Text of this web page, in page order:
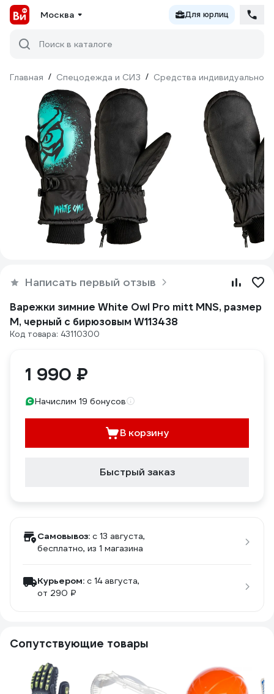
Москва Для юрлиц
Поиск в каталоге
Главная / Спецодежда и СИЗ / Средства индивидуальной
Написать первый отзыв
Варежки зимние White Owl Pro mitt MNS, размер
M, черный с бирюзовым W113438
Код товара: 43110300
1 990 ₽
Начислим 19 бонусов
В корзину
Быстрый заказ
Самовывоз: c 13 августа,
бесплатно, из 1 магазина
Курьером: c 14 августа,
от 290 ₽
Сопутствующие товары